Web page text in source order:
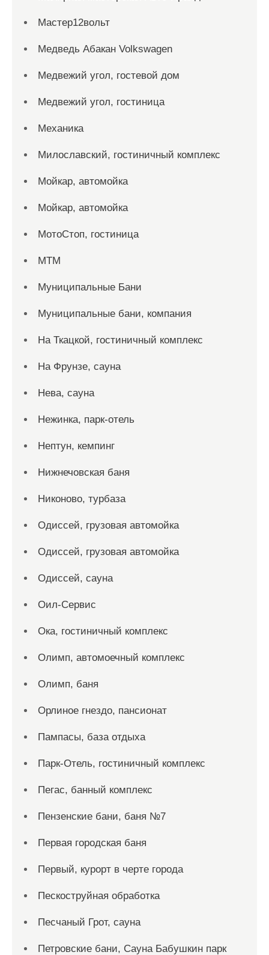
Мастер12вольт
Медведь Абакан Volkswagen
Медвежий угол, гостевой дом
Медвежий угол, гостиница
Механика
Милославский, гостиничный комплекс
Мойкар, автомойка
Мойкар, автомойка
МотоСтоп, гостиница
МТМ
Муниципальные Бани
Муниципальные бани, компания
На Ткацкой, гостиничный комплекс
На Фрунзе, сауна
Нева, сауна
Нежинка, парк-отель
Нептун, кемпинг
Нижнечовская баня
Никоново, турбаза
Одиссей, грузовая автомойка
Одиссей, грузовая автомойка
Одиссей, сауна
Оил-Сервис
Ока, гостиничный комплекс
Олимп, автомоечный комплекс
Олимп, баня
Орлиное гнездо, пансионат
Пампасы, база отдыха
Парк-Отель, гостиничный комплекс
Пегас, банный комплекс
Пензенские бани, баня №7
Первая городская баня
Первый, курорт в черте города
Пескоструйная обработка
Песчаный Грот, сауна
Петровские бани, Сауна Бабушкин парк